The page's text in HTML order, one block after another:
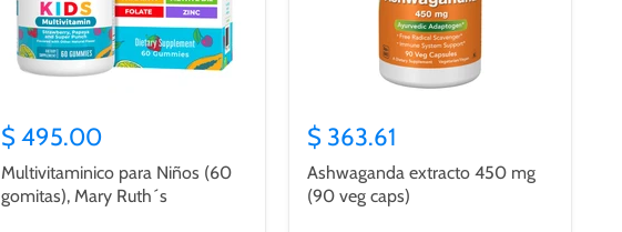
$ 495.00
Multivitaminico para Niños (60
gomitas), Mary Ruth´s
$ 363.61
Ashwaganda extracto 450 mg
(90 veg caps)